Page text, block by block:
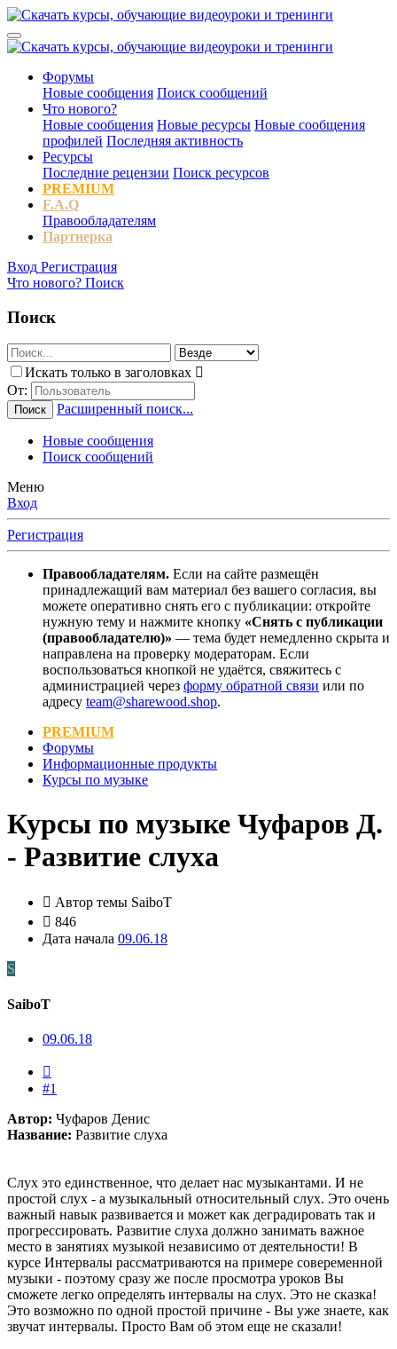
Форумы
Новые сообщения Поиск сообщений
Что нового?
Новые сообщения Новые ресурсы Новые сообщения
профилей Последняя активность
Ресурсы
Последние рецензии Поиск ресурсов
PREMIUM
F.A.Q
Правообладателям
Партнерка
Вход Регистрация
Что нового? Поиск
Поиск
Искать только в заголовках
От:
Поиск Расширенный поиск...
Новые сообщения
Поиск сообщений
Меню
Вход
Регистрация
Правообладателям. Если на сайте размещён
принадлежащий вам материал без вашего согласия, вы
можете оперативно снять его с публикации: откройте
нужную тему и нажмите кнопку «Снять с публикации
(правообладателю)» — тема будет немедленно скрыта и
направлена на проверку модераторам. Если
воспользоваться кнопкой не удаётся, свяжитесь с
администрацией через форму обратной связи или по
адресу team@sharewood.shop.
PREMIUM
Форумы
Информационные продукты
Курсы по музыке
Курсы по музыке Чуфаров Д.
- Развитие слуха
Автор темы SaiboT
846
Дата начала 09.06.18
S
SaiboT
09.06.18
#1
Автор: Чуфаров Денис
Название: Развитие слуха
Cлух это единственное, что делает нас музыкантами. И не
простой слух - а музыкальный относительный слух. Это очень
важный навык развивается и может как деградировать так и
прогрессировать. Развитие слуха должно занимать важное
место в занятиях музыкой независимо от деятельности! В
курсе Интервалы рассматриваются на примере совеременной
музыки - поэтому сразу же после просмотра уроков Вы
сможете легко определять интервалы на слух. Это не сказка!
Это возможно по одной простой причине - Вы уже знаете, как
звучат интервалы. Просто Вам об этом еще не сказали!